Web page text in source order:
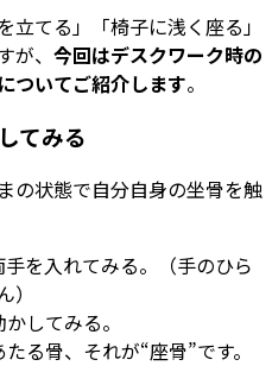
てる」「椅子に浅く座る」
、 今回はデスクワーク時の
ついてご紹介します。
てみる
の状態で自分自身の坐骨を触
を入れてみる。（手のひら
してみる。
る骨、それが“座骨”です。